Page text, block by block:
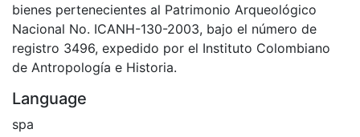
bienes pertenecientes al Patrimonio Arqueológico
Nacional No. ICANH-130-2003, bajo el número de
registro 3496, expedido por el Instituto Colombiano
de Antropología e Historia.
Language
spa